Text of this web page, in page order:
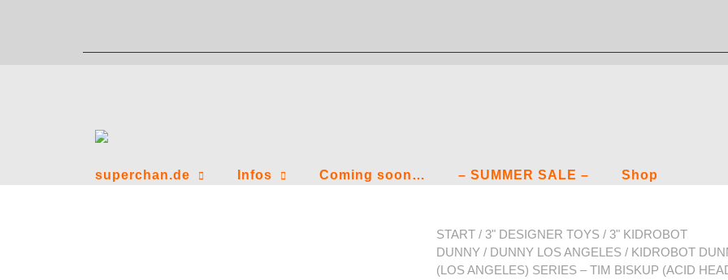
superchan.de Infos Coming soon… – SUMMER SALE – Shop
START / 3" DESIGNER TOYS / 3" KIDROBOT
DUNNY / DUNNY LOS ANGELES / KIDROBOT
(LOS ANGELES) SERIES – TIM BISKUP (ACID